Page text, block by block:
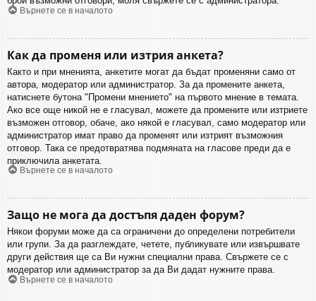
Върнете се в началото
Как да променя или изтрия анкета?
Както и при мненията, анкетите могат да бъдат променяни само от
автора, модератор или администратор. За да промените анкета,
натиснете бутона "Промени мнението" на първото мнение в темата.
Ако все още никой не е гласувал, можете да промените или изтриете
възможен отговор, обаче, ако някой е гласувал, само модератор или
администратор имат право да променят или изтрият възможния
отговор. Така се предотвратява подмяната на гласове преди да е
приключила анкетата.
Върнете се в началото
Защо не мога да достъпя даден форум?
Някои форуми може да са ограничени до определени потребители
или групи. За да разглеждате, четете, публикувате или извършвате
други действия ще са Ви нужни специални права. Свържете се с
модератор или администратор за да Ви дадат нужните права.
Върнете се в началото